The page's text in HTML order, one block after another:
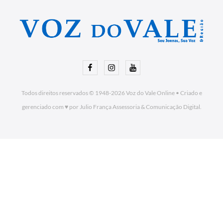
FacebookInstagramYoutube
Todos direitos reservados © 1948-2026Voz do Vale Online• Criado e
gerenciado com ♥ por Julio França Assessoria& Comunicação Digital.